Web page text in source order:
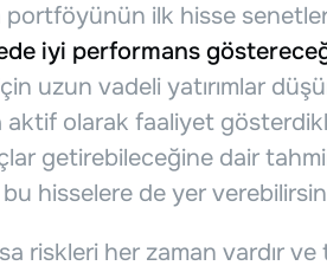
portföyünün ilk hisse
iyi performans
uzun vadeli yatırımlar
aktif olarak faaliyet
getirebileceğine dair
bu hisselere de yer
riskleri her zaman vardır